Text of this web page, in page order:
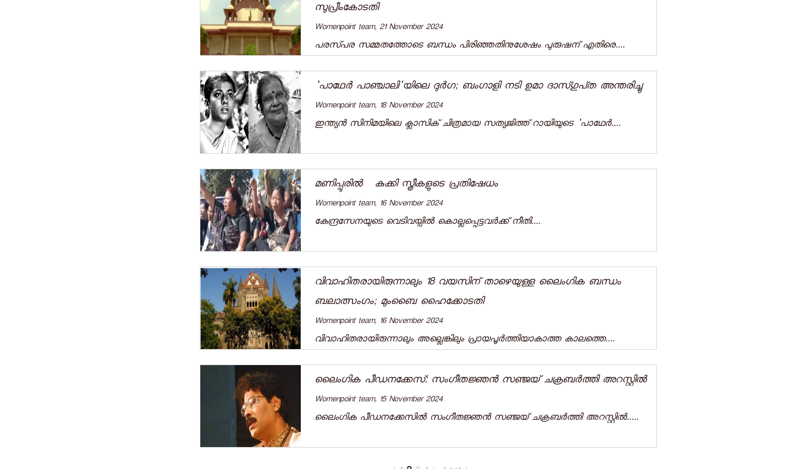
സുപ്രീംകോടതി
Womenpoint team, 21 November 2024
പരസ്‌പര സമ്മതത്തോടെ ബന്ധം പിരിഞ്ഞതിനുശേഷം പുരുഷന്‌ എതിരെ....
'പാഥേര്‍ പാഞ്ചാലി'യിലെ ദുര്‍ഗ; ബംഗാളി നടി ഉമാ ദാസ്​ഗുപ്‌ത അന്തരിച്ചു
Womenpoint team, 18 November 2024
ഇന്ത്യന്‍ സിനിമയിലെ ക്ലാസിക് ചിത്രമായ സത്യജിത്ത് റായിയുടെ 'പാഥേര്‍....
മണിപ്പുരിൽ കുക്കി സ്ത്രീകളുടെ പ്രതിഷേധം
Womenpoint team, 16 November 2024
കേന്ദ്രസേനയുടെ വെടിവയ്പിൽ കൊല്ലപ്പെട്ടവർക്ക്‌ നീതി....
വിവാഹിതരായിരുന്നാലും 18 വയസിന് താഴെയുള്ള ലൈംഗിക ബന്ധം
ബലാത്സംഗം; മുംബൈ ഹൈക്കോടതി
Womenpoint team, 16 November 2024
വിവാഹിതരായിരുന്നാലും അല്ലെങ്കിലും പ്രായപൂര്‍ത്തിയാകാത്ത കാലത്തെ....
ലൈംഗിക പീഡനക്കേസ്: സംഗീതജ്ഞൻ സഞ്ജയ് ചക്രബർത്തി അറസ്റ്റിൽ
Womenpoint team, 15 November 2024
ലൈം​ഗിക പീഡനക്കേസിൽ സം​ഗീതജ്ഞൻ സഞ്ജയ് ചക്രബർത്തി അറസ്റ്റിൽ.....